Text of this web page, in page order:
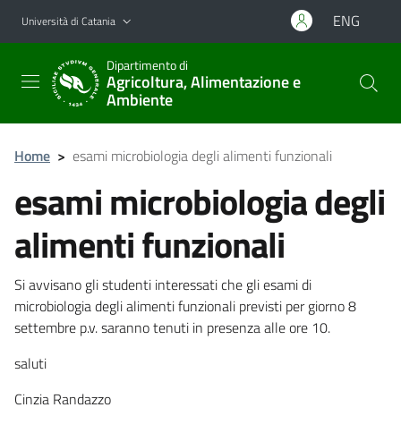
Vai al contenuto principale
Vai al menu di navigazione
Università di Catania ENG
Dipartimento di
Agricoltura, Alimentazione e
Ambiente
Home > esami microbiologia degli alimenti funzionali
esami microbiologia degli
alimenti funzionali
Si avvisano gli studenti interessati che gli esami di
microbiologia degli alimenti funzionali previsti per giorno 8
settembre p.v. saranno tenuti in presenza alle ore 10.
saluti
Cinzia Randazzo